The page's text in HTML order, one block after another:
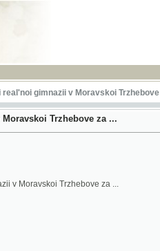
v Moravskoi Trzhebove za ...(1/403)
Trzhebove za ...